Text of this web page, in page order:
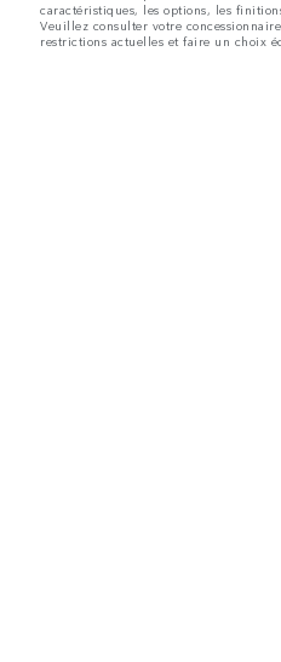
caractéristiques, les options, les
Veuillez consulter votre
restrictions actuelles et faire un choix